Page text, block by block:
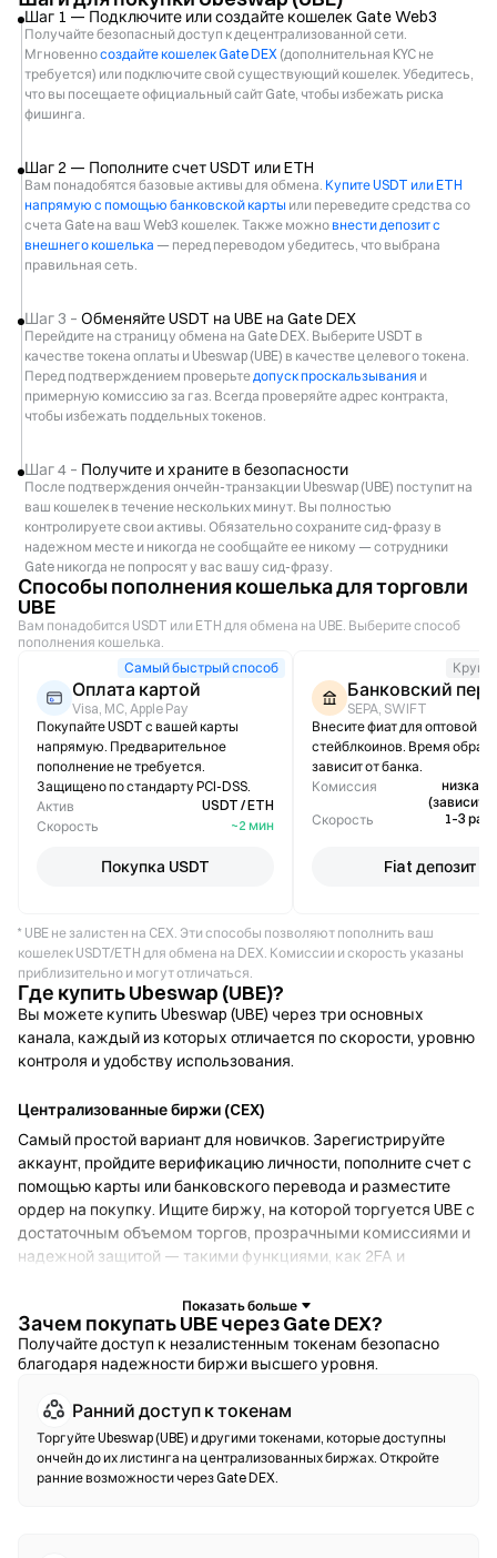
Шаг 1 — Подключите или создайте кошелек Gate Web3
Получайте безопасный доступ к децентрализованной сети.
Мгновенносоздайте кошелек Gate DEX (дополнительная KYC не
требуется) или подключите свой существующий кошелек. Убедитесь,
что вы посещаете официальный сайт Gate, чтобы избежать риска
фишинга.
Шаг 2 — Пополните счет USDT или ETH
Вам понадобятся базовые активы для обмена. Купите USDT или ETH
напрямую с помощью банковской карты или переведите средства со
счета Gate на ваш Web3 кошелек. Также можно внести депозит с
внешнего кошелька — перед переводом убедитесь, что выбрана
правильная сеть.
Шаг 3 – Обменяйте USDT на UBE на Gate DEX
Перейдите на страницу обмена на Gate DEX. Выберите USDT в
качестве токена оплаты и Ubeswap (UBE) в качестве целевого токена.
Перед подтверждением проверьтедопуск проскальзывания и
примерную комиссию за газ. Всегда проверяйте адрес контракта,
чтобы избежать поддельных токенов.
Шаг 4 – Получите и храните в безопасности
После подтверждения ончейн-транзакции Ubeswap (UBE) поступит на
ваш кошелек в течение нескольких минут. Вы полностью
контролируете свои активы. Обязательно сохраните сид-фразу в
надежном месте и никогда не сообщайте ее никому — сотрудники
Gate никогда не попросят у вас вашу сид-фразу.
Способы пополнения кошелька для торговли
UBE
Вам понадобится USDT или ETH для обмена на UBE. Выберите способ
пополнения кошелька.
Самый быстрый способ
Оплата картой
Visa, MC, Apple Pay
Покупайте USDT с вашей карты
напрямую. Предварительное
пополнение не требуется.
Защищено по стандарту PCI-DSS.
Актив
USDT / ETH
Скорость
~2 мин
Покупка USDT
Банковский
SEPA, SWIFT
Внесите фиат для оптовой
стейблкоинов. Время
зависит от банка.
Комиссия
низкая /
(зависит
Скорость
1–3
Fiat депозит
* UBE не залистен на CEX. Эти способы позволяют пополнить ваш
кошелек USDT/ETH для обмена на DEX. Комиссии и скорость указаны
приблизительно и могут отличаться.
Где купить Ubeswap (UBE)?
Вы можете купить Ubeswap (UBE) через три основных
канала, каждый из которых отличается по скорости, уровню
контроля и удобству использования.
Централизованные биржи (CEX)
Самый простой вариант для новичков. Зарегистрируйте
аккаунт, пройдите верификацию личности, пополните счет с
помощью карты или банковского перевода и разместите
ордер на покупку. Ищите биржу, на которой торгуется UBE с
достаточным объемом торгов, прозрачными комиссиями и
надежной защитой — такими функциями, как 2FA и
Криптокошельки
Для пользователей, которые отдают приоритет
позволяют хранить собственные приватные ключи и
обменивать токены прямо в интерфейсе кошелька.
Некоторые кошельки также поддерживают фиатный
онрамп, что дает возможность купить UBE с помощью
Зачем покупать UBE через Gate DEX?
Получайте доступ к незалистенным токенам безопасно
благодаря надежности биржи высшего уровня.
Ранний доступ к токенам
Торгуйте Ubeswap (UBE) и другими токенами, которые доступны
ончейн до их листинга на централизованных биржах. Откройте
ранние возможности через Gate DEX.